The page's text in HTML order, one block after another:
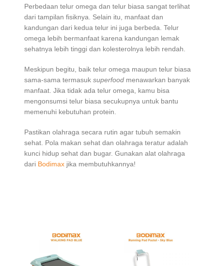
Perbedaan telur omega dan telur biasa sangat terlihat
dari tampilan fisiknya. Selain itu, manfaat dan
kandungan dari kedua telur ini juga berbeda. Telur
omega lebih bermanfaat karena kandungan lemak
sehatnya lebih tinggi dan kolesterolnya lebih rendah.
Meskipun begitu, baik telur omega maupun telur biasa
sama-sama termasuk superfood menawarkan banyak
manfaat. Jika tidak ada telur omega, kamu bisa
mengonsumsi telur biasa secukupnya untuk bantu
memenuhi kebutuhan protein.
Pastikan olahraga secara rutin agar tubuh semakin
sehat. Pola makan sehat dan olahraga teratur adalah
kunci hidup sehat dan bugar. Gunakan alat olahraga
dari Bodimax jika membutuhkannya!